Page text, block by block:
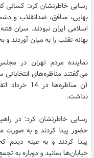
بهایی، منافق، ضدانقلاب و
اسلامی ایران نبودند. سران
بهانه تقلب را به میان آوردند و
نماینده مردم تهران در
آن
نداشت.
پیدا کردند و به عینه دیدم
خیابان‌ها بمانید و دوباره به